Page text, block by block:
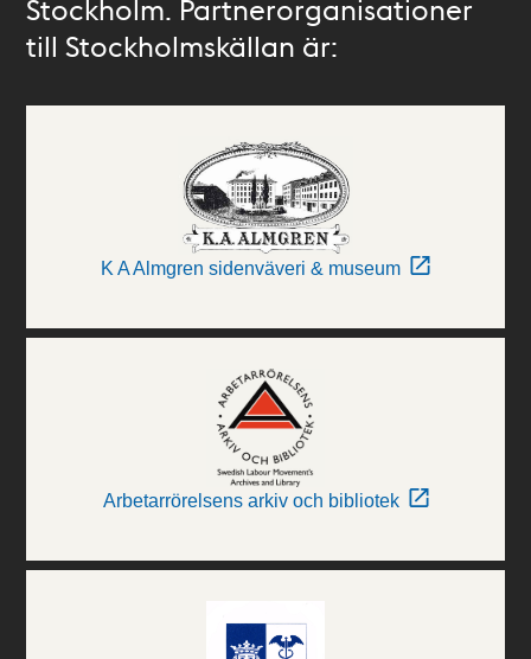
Stockholm. Partnerorganisationer
till Stockholmskällan är:
K A Almgren sidenväveri & museum
Arbetarrörelsens arkiv och bibliotek